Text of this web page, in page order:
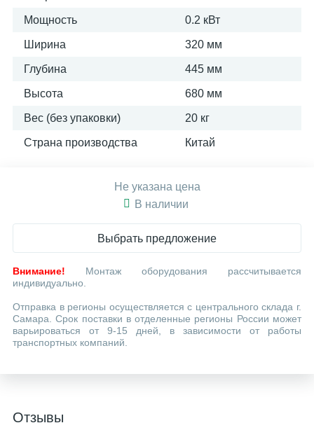
Мощность 0.2 кВт
Ширина 320 мм
Глубина 445 мм
Высота 680 мм
Вес (без упаковки) 20 кг
Страна производства Китай
Не указана цена
В наличии
Выбрать предложение
Внимание! Монтаж оборудования рассчитывается
индивидуально.
Отправка в регионы осуществляется с центрального склада г.
Самара. Срок поставки в отделенные регионы России может
варьироваться от 9-15 дней, в зависимости от работы
транспортных компаний.
Отзывы